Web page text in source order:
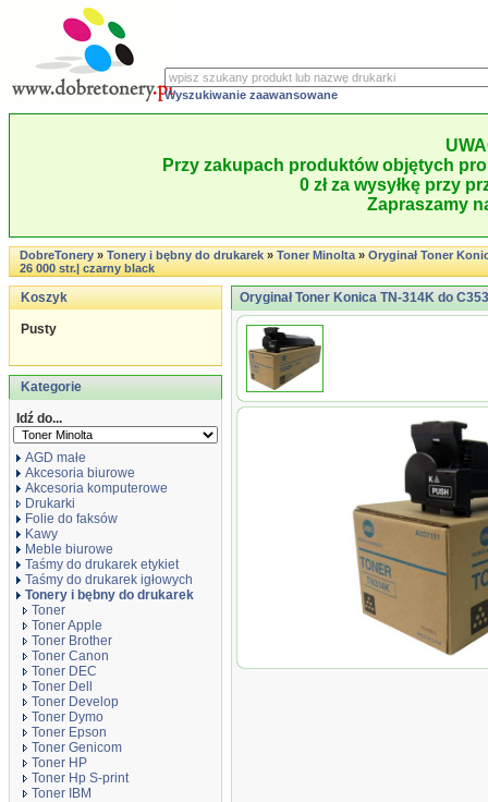
Wyszukiwanie zaawansowane
Przy zakupach produktów objętych
0 zł za wysyłkę przy
Zapraszamy
DobreTonery»Tonery i bębny do drukarek»Toner Minolta»Oryginał Toner
26 000 str.| czarny black
Koszyk
Pusty
Kategorie
Idź do...
AGD małe
Akcesoria biurowe
Akcesoria komputerowe
Drukarki
Folie do faksów
Kawy
Meble biurowe
Taśmy do drukarek etykiet
Taśmy do drukarek igłowych
Tonery i bębny do drukarek
Toner
Toner Apple
Toner Brother
Toner Canon
Toner DEC
Toner Dell
Toner Develop
Toner Dymo
Toner Epson
Toner Genicom
Toner HP
Toner Hp S-print
Toner IBM
Oryginał Toner Konica TN-314K do
Oryginał Toner